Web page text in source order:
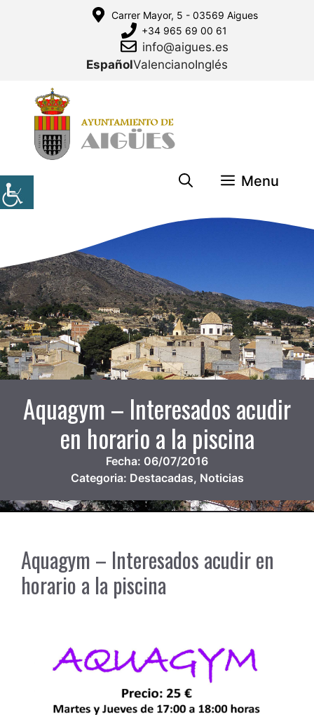
Carrer Mayor, 5 - 03569 Aigues
+34 965 69 00 61
info@aigues.es
EspañolValencianoInglés
Menu
Aquagym – Interesados acudir
en horario a la piscina
Fecha: 06/07/2016
Categoria: Destacadas, Noticias
Aquagym – Interesados acudir en
horario a la piscina